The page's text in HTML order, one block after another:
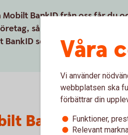
BankID från oss får du
så att du enkelt kan
BankID som för privatpersoner.
BankID
Våra
Vi använder
webbplatsen ska
förbättrar din
Funktioner,
Relevant